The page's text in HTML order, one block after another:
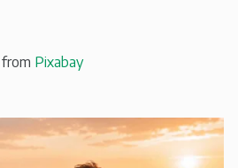
from Pixabay